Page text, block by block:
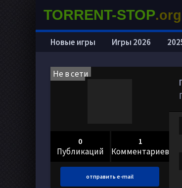
Не в сети
0
Публикаций
1
Комментариев
отправить e-mail
Новые игры Игры 2026
TORRENT-STOP.org